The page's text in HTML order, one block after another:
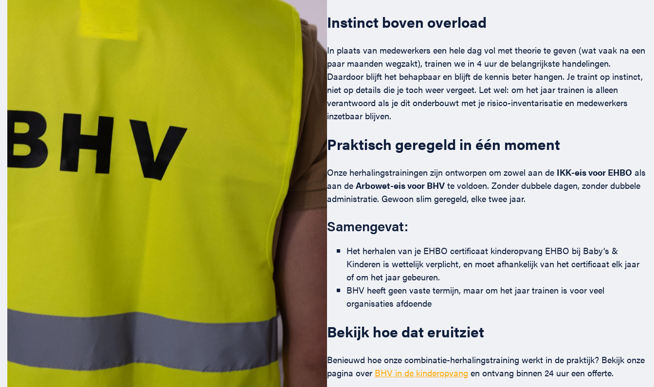
Instinct boven overload
In plaats van medewerkers een hele dag vol met theorie te geven (wat vaak na een
paar maanden wegzakt), trainen we in 4 uur de belangrijkste handelingen.
Daardoor blijft het behapbaar en blijft de kennis beter hangen. Je traint op instinct,
niet op details die je toch weer vergeet. Let wel: om het jaar trainen is alleen
verantwoord als je dit onderbouwt met je risico-inventarisatie en medewerkers
inzetbaar blijven.
Praktisch geregeld in één moment
Onze herhalingstrainingen zijn ontworpen om zowel aan de IKK-eis voor EHBO als
aan de Arbowet-eis voor BHV te voldoen. Zonder dubbele dagen, zonder dubbele
administratie. Gewoon slim geregeld, elke twee jaar.
Samengevat:
Het herhalen van je EHBO certificaat kinderopvang EHBO bij Baby’s &
Kinderen is wettelijk verplicht, en moet afhankelijk van het certificaat elk jaar
of om het jaar gebeuren.
BHV heeft geen vaste termijn, maar om het jaar trainen is voor veel
organisaties afdoende
Bekijk hoe dat eruitziet
Benieuwd hoe onze combinatie-herhalingstraining werkt in de praktijk? Bekijk onze
pagina over BHV in de kinderopvang en ontvang binnen 24 uur een offerte.